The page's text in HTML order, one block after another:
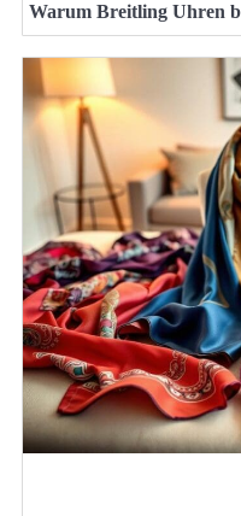
Warum Breitling Uhren